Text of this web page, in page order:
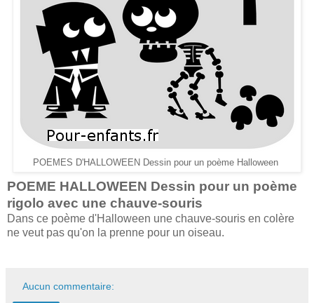
POEMES D'HALLOWEEN Dessin pour un poème Halloween
POEME HALLOWEEN Dessin pour un poème
rigolo avec une chauve-souris
Dans ce poème d'Halloween une chauve-souris en colère
ne veut pas qu'on la prenne pour un oiseau.
Aucun commentaire: